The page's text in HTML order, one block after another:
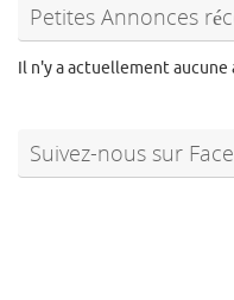
Petites Annonces
Il n'y a actuellement aucune
Suivez-nous sur